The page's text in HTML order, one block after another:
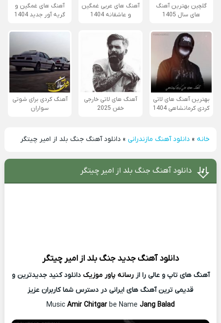
گلچین بهترین آهنگ
های سال 1405
آهنگ های عربی غمگین
و عاشقانه 1404
آهنگ های غمگین و
گریه آور جدید 1404
بهترین آهنگ های لاتی
کردی کرمانشاهی 1404
آهنگ های لاتی خارجی
خفن 2025
آهنگ کردی برای شوتی
سواران
خانه» دانلود آهنگ مازندرانی» دانلود آهنگ جنگ بلد از امیر چیتگر
دانلود آهنگ جنگ بلد از امیر چیتگر
دانلود آهنگ جدید جنگ بلد ازامیر چیتگر
آهنگ های تاپ و عالی را ازرسانه پاور موزیک دانلود کنید جدیدترین و
قدیمی ترین آهنگ های ایرانی در دسترس شما کاربران عزیز
Music Amir Chitgar be Name Jang Balad